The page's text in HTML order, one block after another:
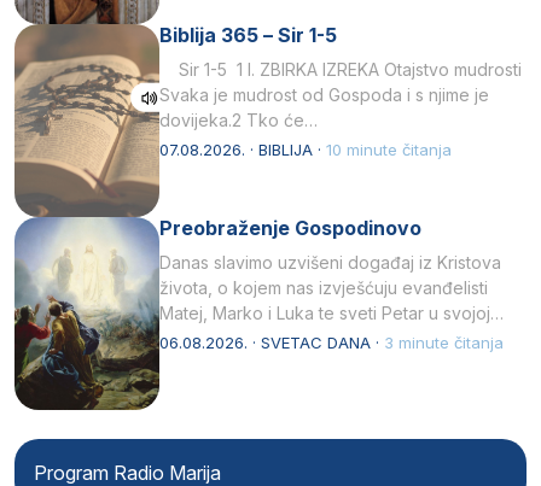
Biblija 365 – Sir 1-5
Sir 1-5 1 I. ZBIRKA IZREKA Otajstvo mudrosti
Svaka je mudrost od Gospoda i s njime je
dovijeka.2 Tko će…
07.08.2026. · BIBLIJA · 10 minute čitanja
Preobraženje Gospodinovo
Danas slavimo uzvišeni događaj iz Kristova
života, o kojem nas izvješćuju evanđelisti
Matej, Marko i Luka te sveti Petar u svojoj
drugoj…
06.08.2026. · SVETAC DANA · 3 minute čitanja
Program Radio Marija